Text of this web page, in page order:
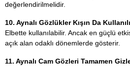
değerlendirilmelidir.
10. Aynalı Gözlükler Kışın Da
Elbette kullanılabilir. Ancak en güçlü
açık alan odaklı dönemlerde gösterir.
11. Aynalı Cam Gözleri Tamamen